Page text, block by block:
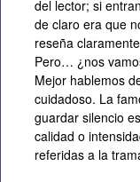
del lector; si
de claro era que
reseña
Pero… ¿nos
Mejor hablemos
cuidadoso. La
guardar silencio
calidad o
referidas a la